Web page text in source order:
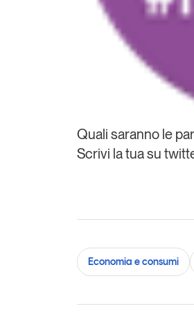
Quali saranno le
Scrivi la tua su
Economia e consumi